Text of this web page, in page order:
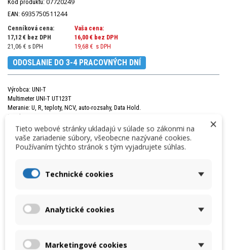
Kód produktu: 07720249
EAN: 6935750511244
Cenníková cena:
17,12 € bez DPH
21,06 € s DPH
Vaša cena:
16,00 € bez DPH
19,68 € s DPH
ODOSLANIE DO 3-4 PRACOVNÝCH DNÍ
Výrobca: UNI-T
Multimeter UNI-T UT123T
Meranie: U, R, teploty, NCV, auto-rozsahy, Data Hold.
Displej: 4000, typ EBTN
Množstvo
« Predchádzajúci produkt
×
Tieto webové stránky ukladajú v súlade so zákonmi na
vaše zariadenie súbory, všeobecne nazývané cookies.
Používaním týchto stránok s tým vyjadrujete súhlas.
Technické cookies
Analytické cookies
Marketingové cookies